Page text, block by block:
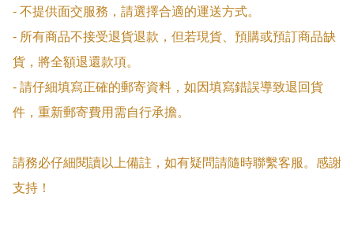
- 不提供面交服務，請選擇合適的運送方式。
- 所有商品不接受退貨退款，但若現貨、預購或預訂商品缺
貨，將全額退還款項。
- 請仔細填寫正確的郵寄資料，如因填寫錯誤導致退回貨
件，重新郵寄費用需自行承擔。
請務必仔細閱讀以上備註，如有疑問請隨時聯繫客服。感謝
支持！